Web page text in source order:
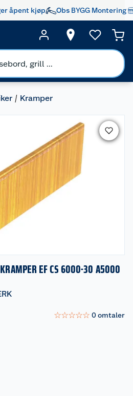
åpent kjøp Obs BYGG Montering
Kramper
EF CS 6000-30 A5000
☆☆☆☆☆ 0omtaler